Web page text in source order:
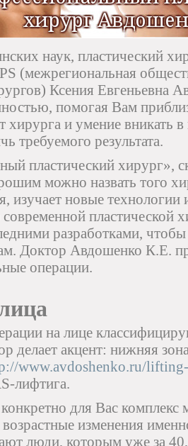
наук, пластический
(межрегиональная
Ксения Евгеньевна
помогая Вам
хирурга и умение вникать
требуемого результата.
пластический хирург»,
можно назвать того
изучает новые
современной пластической
разработками,
Доктор Авдошенко К.Е.
операции.
на лице
делает акцент: нижняя
www.avdoshenko.ru/
лифтига.
для Вас
изменения
люди, которым уже за